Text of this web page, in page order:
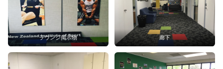
ラウンジ掲示物 廊下